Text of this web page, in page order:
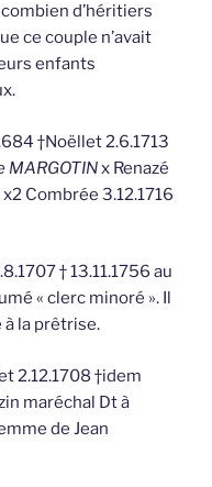
d’héritiers
ce couple n’avait
enfants
†Noëllet 2.6.1713
MARGOTINx Renazé
Combrée 3.12.1716
† 13.11.1756 au
« clerc minoré ». Il
à la prêtrise.
2.12.1708 †idem
maréchal Dt à
de Jean